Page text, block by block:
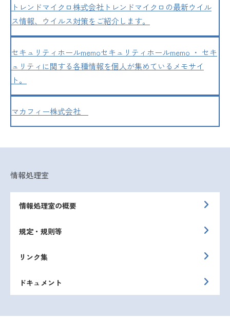
トレンドマイクロ株式会社 トレンドマイクロの最新ウイル
ス情報、ウイルス対策をご紹介します。
セキュリティホールmemoセキュリティホールmemo ・ セキ
ュリティに関する各種情報を個人が集めているメモサイ
ト。
マカフィー株式会社
情報処理室
情報処理室の概要
規定・規則等
リンク集
ドキュメント